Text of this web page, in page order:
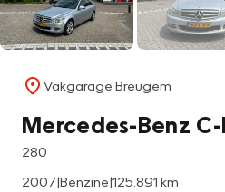
Vakgarage Breugem
Mercedes-Benz
280
2007|Benzine|125.891 km